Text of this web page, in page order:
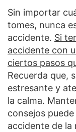
Sin importar
tomes, nunca
accidente. Si
accidente con
ciertos pasos
Recuerda que,
estresante y
la calma.
consejos
accidente de la